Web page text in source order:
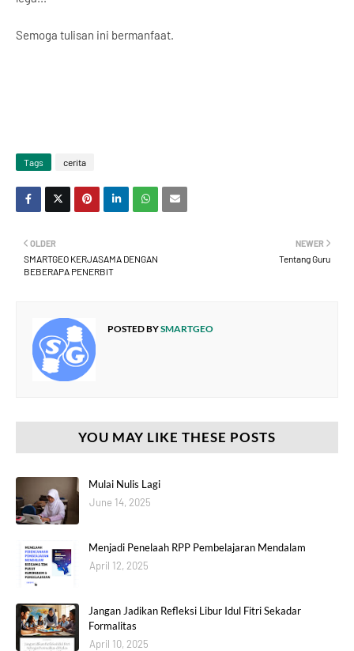
Semoga tulisan ini bermanfaat.
Tags cerita
NEWER
Tentang Guru
OLDER
SMARTGEO KERJASAMA DENGAN
BEBERAPA PENERBIT
POSTED BYSMARTGEO
YOU MAY LIKE THESE POSTS
Mulai Nulis Lagi
June 14, 2025
Menjadi Penelaah RPP Pembelajaran Mendalam
April 12, 2025
Jangan Jadikan Refleksi Libur Idul Fitri Sekadar
Formalitas
April 10, 2025